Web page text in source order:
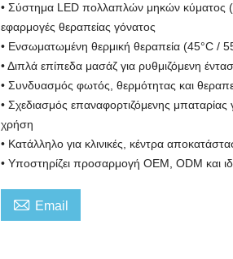
• Σύστημα LED πολλαπλών μηκών κύματος
εφαρμογές θεραπείας γόνατος
• Ενσωματωμένη θερμική θεραπεία (45°C /
• Διπλά επίπεδα μασάζ για ρυθμιζόμενη
• Συνδυασμός φωτός, θερμότητας και
• Σχεδιασμός επαναφορτιζόμενης μπαταρίας
χρήση
• Κατάλληλο για κλινικές, κέντρα
• Υποστηρίζει προσαρμογή OEM, ODM και
 Email